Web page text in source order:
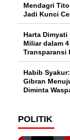
Mendagri
Jadi Kunci
Harta
Miliar dalam
Transparansi
Habib
Gibran
Diminta
POLITIK